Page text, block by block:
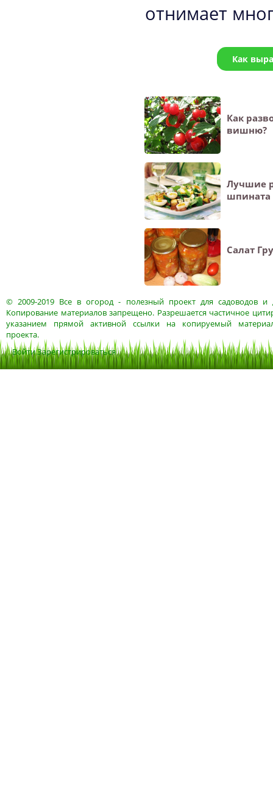
отнимает
Как
Как
вишню?
Лучшие
шпината
Салат
© 2009-2019 Все в огород- полезный проект для садоводов и
Копирование материалов запрещено. Разрешается частичное
указанием прямой активной ссылки на копируемый
проекта.
ВойтиЗарегистрироваться